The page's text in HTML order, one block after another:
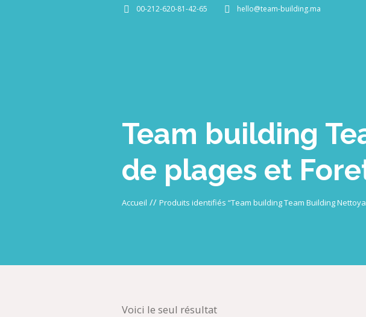
00-212-620-81-42-65 hello@team-building.ma
Team building
de plages et
Accueil // Produits identifiés “Team building Team Building
Voici le seul résultat